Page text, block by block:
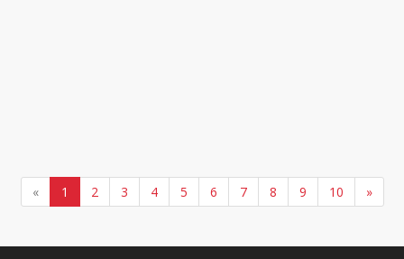
« 1 2 3 4 5 6 7 8 9 10 »